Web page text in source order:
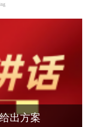
出方案